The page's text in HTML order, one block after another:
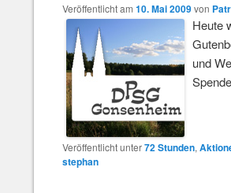
Veröffentlicht am 10. Mai 2009von
Heute
und
Veröffentlicht unter72 Stunden,
stephan